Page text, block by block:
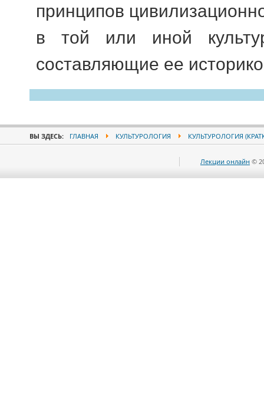
принципов
в той или иной
составляющие ее
ВЫ ЗДЕСЬ: ГЛАВНАЯ КУЛЬТУРОЛОГИЯ КУЛЬТУРОЛОГИЯ
Лекции онлайн ©